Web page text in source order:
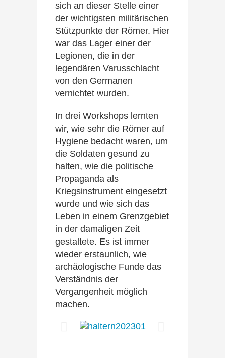
sich an dieser Stelle einer
der wichtigsten militärischen
Stützpunkte der Römer. Hier
war das Lager einer der
Legionen, die in der
legendären Varusschlacht
von den Germanen
vernichtet wurden.
In drei Workshops lernten
wir, wie sehr die Römer auf
Hygiene bedacht waren, um
die Soldaten gesund zu
halten, wie die politische
Propaganda als
Kriegsinstrument eingesetzt
wurde und wie sich das
Leben in einem Grenzgebiet
in der damaligen Zeit
gestaltete. Es ist immer
wieder erstaunlich, wie
archäologische Funde das
Verständnis der
Vergangenheit möglich
machen.